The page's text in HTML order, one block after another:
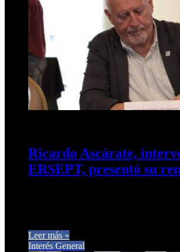
Ricardo Ascárate,
ERSEPT, presentó su
Leer más »
Interés General